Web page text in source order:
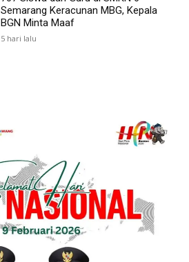
Semarang Keracunan MBG, Kepala
BGN Minta Maaf
5 hari lalu